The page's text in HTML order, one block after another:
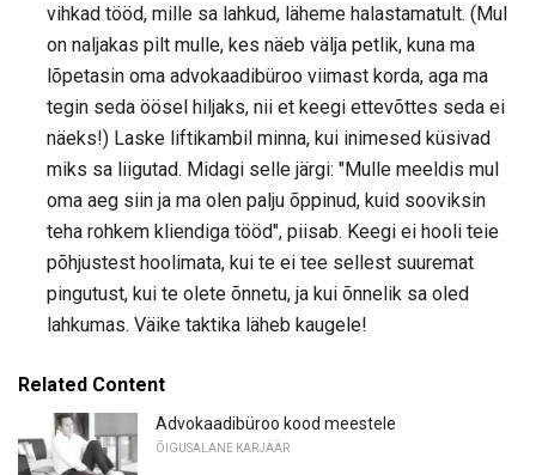
vihkad tööd, mille sa lahkud, läheme halastamatult. (Mul
on naljakas pilt mulle, kes näeb välja petlik, kuna ma
lõpetasin oma advokaadibüroo viimast korda, aga ma
tegin seda öösel hiljaks, nii et keegi ettevõttes seda ei
näeks!) Laske liftikambil minna, kui inimesed küsivad
miks sa liigutad. Midagi selle järgi: "Mulle meeldis mul
oma aeg siin ja ma olen palju õppinud, kuid sooviksin
teha rohkem kliendiga tööd", piisab. Keegi ei hooli teie
põhjustest hoolimata, kui te ei tee sellest suuremat
pingutust, kui te olete õnnetu, ja kui õnnelik sa oled
lahkumas. Väike taktika läheb kaugele!
Related Content
Advokaadibüroo kood meestele
ÕIGUSALANE KARJÄÄR